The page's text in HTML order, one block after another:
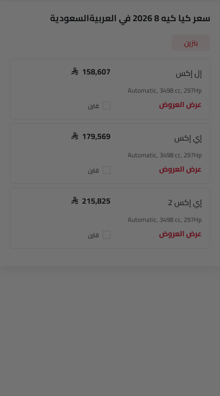
سعر كيا كيه 8 2026 في العربيةالسعودية
بنزين
إل إكس SAR 158,607
Automatic, 3498 cc, 297Hp
عرض العروض قارن
إي إكس SAR 179,569
Automatic, 3498 cc, 297Hp
عرض العروض قارن
إي إكس 2 SAR 215,825
Automatic, 3498 cc, 297Hp
عرض العروض قارن